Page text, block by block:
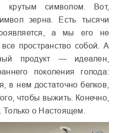
крутым символом. Вот,
зерна. Есть тысячи
а мы его не
пространство собой. А
продукт — идеален,
поколения голода:
в нем достаточно белков,
чтобы выжить. Конечно,
Только о Настоящем.